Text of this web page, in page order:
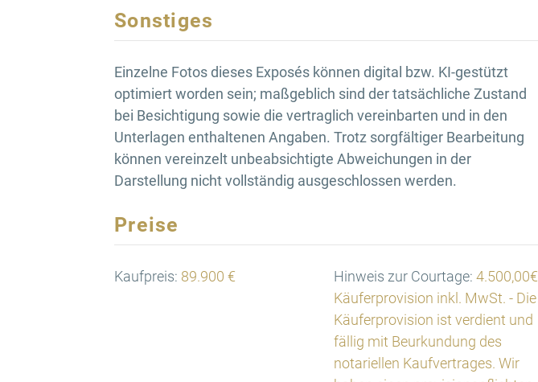
Sonstiges
Einzelne Fotos dieses Exposés können digital bzw. KI-gestützt
optimiert worden sein; maßgeblich sind der tatsächliche Zustand
bei Besichtigung sowie die vertraglich vereinbarten und in den
Unterlagen enthaltenen Angaben. Trotz sorgfältiger Bearbeitung
können vereinzelt unbeabsichtigte Abweichungen in der
Darstellung nicht vollständig ausgeschlossen werden.
Preise
Kaufpreis: 89.900 € Hinweis zur Courtage: 4.500,00€
Käuferprovision inkl. MwSt. - Die
Käuferprovision ist verdient und
fällig mit Beurkundung des
notariellen Kaufvertrages. Wir